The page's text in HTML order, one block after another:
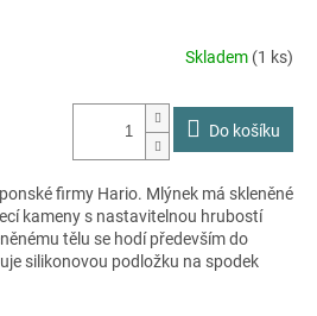
Skladem (1 ks)
Do košíku
firmy Hario. Mlýnek má skleněné
kameny s nastavitelnou hrubostí
tělu se hodí především do
silikonovou podložku na spodek